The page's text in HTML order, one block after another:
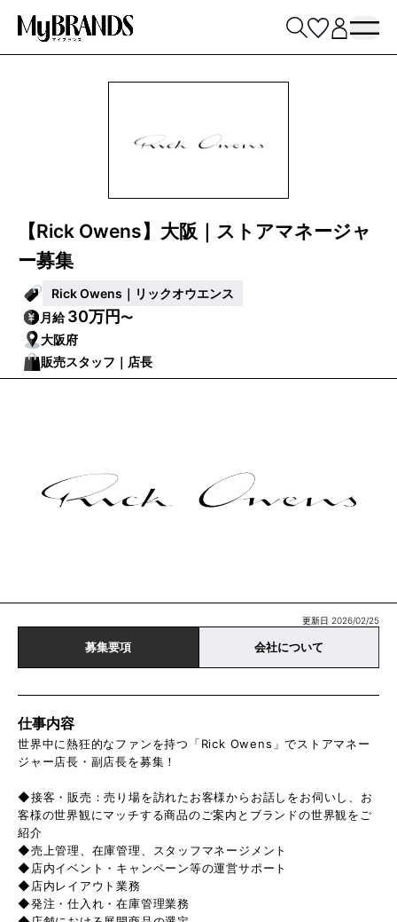
【Rick Owens】大阪｜ストアマネージャ
ー募集
Rick Owens｜リックオウエンス
月給30万円〜
大阪府
販売スタッフ｜店長
更新日 2026/02/25
募集要項 会社について
仕事内容
世界中に熱狂的なファンを持つ「Rick Owens」でストアマネー
ジャー店長・副店長を募集！
◆接客・販売：売り場を訪れたお客様からお話しをお伺いし、お
客様の世界観にマッチする商品のご案内とブランドの世界観をご
紹介
◆売上管理、在庫管理、スタッフマネージメント
◆店内イベント・キャンペーン等の運営サポート
◆店内レイアウト業務
◆発注・仕入れ・在庫管理業務